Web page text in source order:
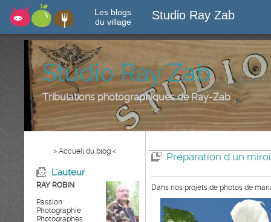
Les blogs
du village
Studio Ray Zab
Studio Ray Zab
Tribulations photographiques de Ray-Zab
> Accueil du blog <
L'auteur
RAY ROBIN
Passion :
Photographie
Photographes
Préparation d'un
Dans nos projets de photos de